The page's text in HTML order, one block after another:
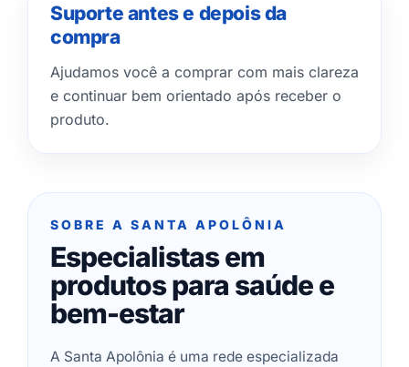
Suporte antes e depois da
compra
Ajudamos você a comprar com mais clareza
e continuar bem orientado após receber o
produto.
SOBRE A SANTA APOLÔNIA
Especialistas em
produtos para saúde e
bem-estar
A Santa Apolônia é uma rede especializada